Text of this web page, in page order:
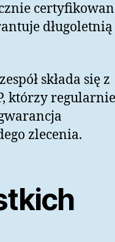
składa się z
którzy regularnie
zlecenia.